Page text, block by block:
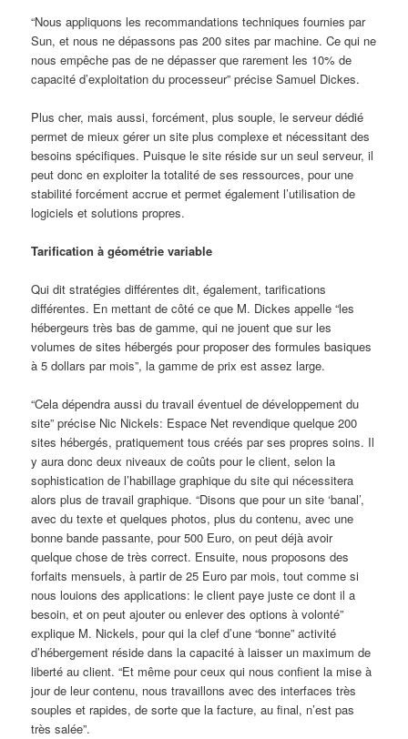
“Nous appliquons les recommandations techniques fournies par
Sun, et nous ne dépassons pas 200 sites par machine. Ce qui ne
nous empêche pas de ne dépasser que rarement les 10% de
capacité d’exploitation du processeur” précise Samuel Dickes.
Plus cher, mais aussi, forcément, plus souple, le serveur dédié
permet de mieux gérer un site plus complexe et nécessitant des
besoins spécifiques. Puisque le site réside sur un seul serveur, il
peut donc en exploiter la totalité de ses ressources, pour une
stabilité forcément accrue et permet également l’utilisation de
logiciels et solutions propres.
Tarification à géométrie variable
Qui dit stratégies différentes dit, également, tarifications
différentes. En mettant de côté ce que M. Dickes appelle “les
hébergeurs très bas de gamme, qui ne jouent que sur les
volumes de sites hébergés pour proposer des formules basiques
à 5 dollars par mois”, la gamme de prix est assez large.
“Cela dépendra aussi du travail éventuel de développement du
site” précise Nic Nickels: Espace Net revendique quelque 200
sites hébergés, pratiquement tous créés par ses propres soins. Il
y aura donc deux niveaux de coûts pour le client, selon la
sophistication de l’habillage graphique du site qui nécessitera
alors plus de travail graphique. “Disons que pour un site ‘banal’,
avec du texte et quelques photos, plus du contenu, avec une
bonne bande passante, pour 500 Euro, on peut déjà avoir
quelque chose de très correct. Ensuite, nous proposons des
forfaits mensuels, à partir de 25 Euro par mois, tout comme si
nous louions des applications: le client paye juste ce dont il a
besoin, et on peut ajouter ou enlever des options à volonté”
explique M. Nickels, pour qui la clef d’une “bonne” activité
d’hébergement réside dans la capacité à laisser un maximum de
liberté au client. “Et même pour ceux qui nous confient la mise à
jour de leur contenu, nous travaillons avec des interfaces très
souples et rapides, de sorte que la facture, au final, n’est pas
très salée”.